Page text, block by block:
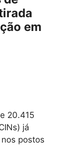
em
20.415
já
postos